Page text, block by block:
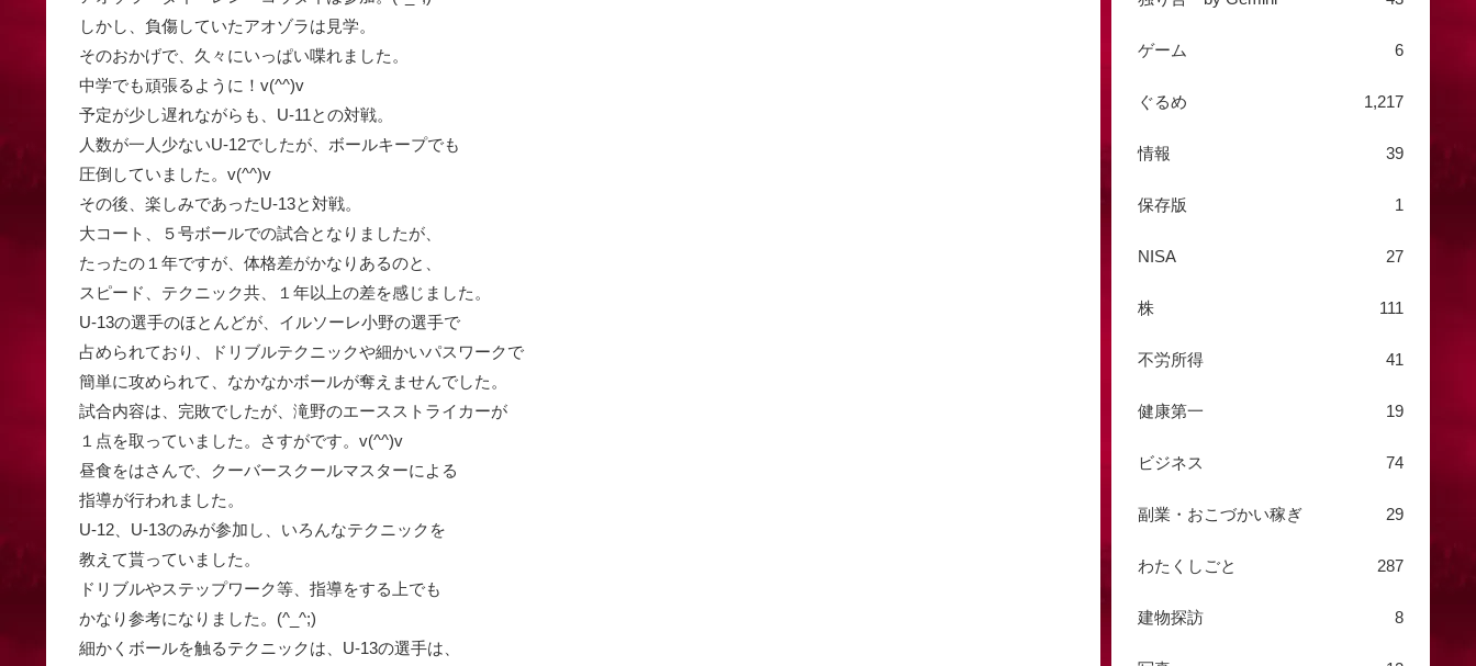
しかし、負傷していたアオゾラは見学。
そのおかげで、久々にいっぱい喋れました。
中学でも頑張るように！v(^^)v
予定が少し遅れながらも、U-11との対戦。
人数が一人少ないU-12でしたが、ボールキープでも
圧倒していました。v(^^)v
その後、楽しみであったU-13と対戦。
大コート、５号ボールでの試合となりましたが、
たったの１年ですが、体格差がかなりあるのと、
スピード、テクニック共、１年以上の差を感じました。
U-13の選手のほとんどが、イルソーレ小野の選手で
占められており、ドリブルテクニックや細かいパスワークで
簡単に攻められて、なかなかボールが奪えませんでした。
試合内容は、完敗でしたが、滝野のエースストライカーが
１点を取っていました。さすがです。v(^^)v
昼食をはさんで、クーバースクールマスターによる
指導が行われました。
U-12、U-13のみが参加し、いろんなテクニックを
教えて貰っていました。
ドリブルやステップワーク等、指導をする上でも
かなり参考になりました。(^_^;)
細かくボールを触るテクニックは、U-13の選手は、
ゲーム 6
ぐるめ 1,217
情報 39
保存版 1
NISA 27
株 111
不労所得 41
健康第一 19
ビジネス 74
副業・おこづかい稼ぎ 29
わたくしごと 287
建物探訪 8